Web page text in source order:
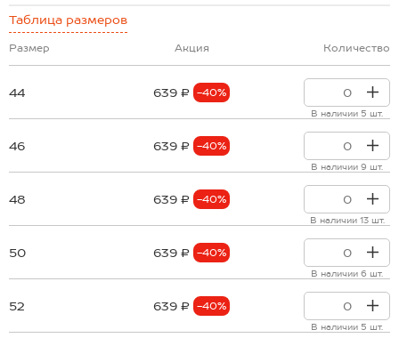
Таблица размеров
Размер Акция Количество
44 639 ₽ -40%
В наличии 5 шт.
46 639 ₽ -40%
В наличии 9 шт.
48 639 ₽ -40%
В наличии 13 шт.
50 639 ₽ -40%
В наличии 6 шт.
52 639 ₽ -40%
В наличии 5 шт.